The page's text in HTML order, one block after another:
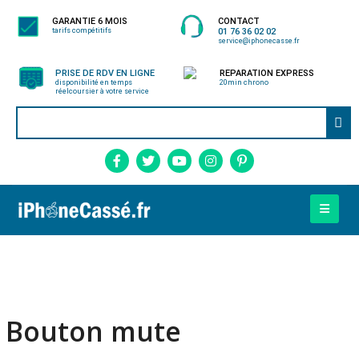
GARANTIE 6 MOIS
tarifs compétitifs
CONTACT
01 76 36 02 02
service@iphonecasse.fr
PRISE DE RDV EN LIGNE
disponibilité en temps
réelcoursier à votre service
REPARATION EXPRESS
20min chrono
Bouton mute